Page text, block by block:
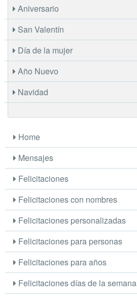
Aniversario
San Valentín
Día de la mujer
Año Nuevo
Navidad
Home
Mensajes
Felicitaciones
Felicitaciones con nombres
Felicitaciones personalizadas
Felicitaciones para personas
Felicitaciones para años
Felicitaciones días de la semana